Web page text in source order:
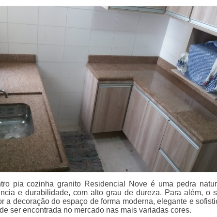
pia cozinha granito Residencial Nove é uma pedra
e durabilidade, com alto grau de dureza. Para além, o
a decoração do espaço de forma moderna, elegante e
ser encontrada no mercado nas mais variadas cores.